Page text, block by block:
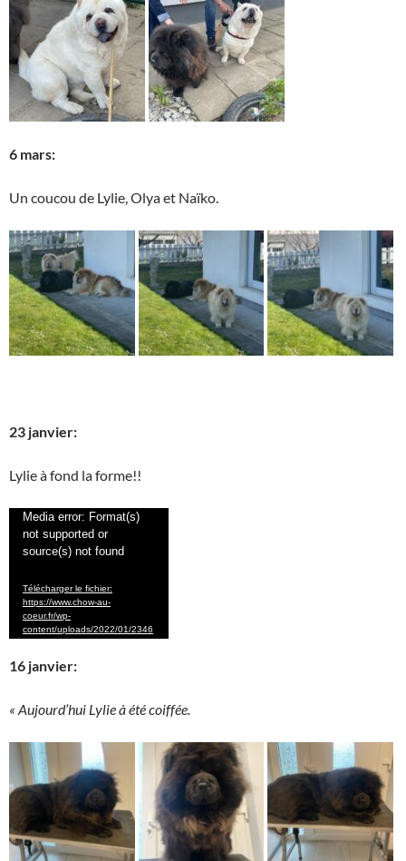
6 mars:
Un coucou de Lylie, Olya et Naïko.
23 janvier:
Lylie à fond la forme!!
Lecteur
vidéo
Media error: Format(s)
not supported or
source(s) not found
Télécharger le fichier:
https://www.chow-au-
coeur.fr/wp-
content/uploads/2022/01/2346
16 janvier:
« Aujourd’hui Lylie à été coiffée.